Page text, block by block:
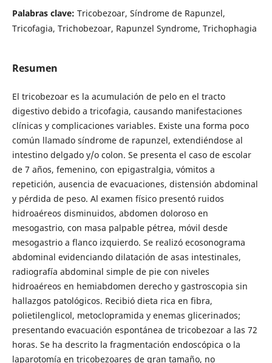
Palabras clave: Tricobezoar, Síndrome de Rapunzel,
Tricofagia, Trichobezoar, Rapunzel Syndrome, Trichophagia
Resumen
El tricobezoar es la acumulación de pelo en el tracto
digestivo debido a tricofagia, causando manifestaciones
clínicas y complicaciones variables. Existe una forma poco
común llamado síndrome de rapunzel, extendiéndose al
intestino delgado y/o colon. Se presenta el caso de escolar
de 7 años, femenino, con epigastralgia, vómitos a
repetición, ausencia de evacuaciones, distensión abdominal
y pérdida de peso. Al examen físico presentó ruidos
hidroaéreos disminuidos, abdomen doloroso en
mesogastrio, con masa palpable pétrea, móvil desde
mesogastrio a flanco izquierdo. Se realizó ecosonograma
abdominal evidenciando dilatación de asas intestinales,
radiografía abdominal simple de pie con niveles
hidroaéreos en hemiabdomen derecho y gastroscopia sin
hallazgos patológicos. Recibió dieta rica en fibra,
polietilenglicol, metoclopramida y enemas glicerinados;
presentando evacuación espontánea de tricobezoar a las 72
horas. Se ha descrito la fragmentación endoscópica o la
laparotomía en tricobezoares de gran tamaño, no